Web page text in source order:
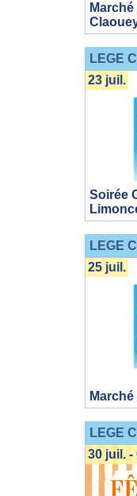
LEGE
Soirée
23 juil.
LEGE
25 juil.
LEGE
30 juil. -